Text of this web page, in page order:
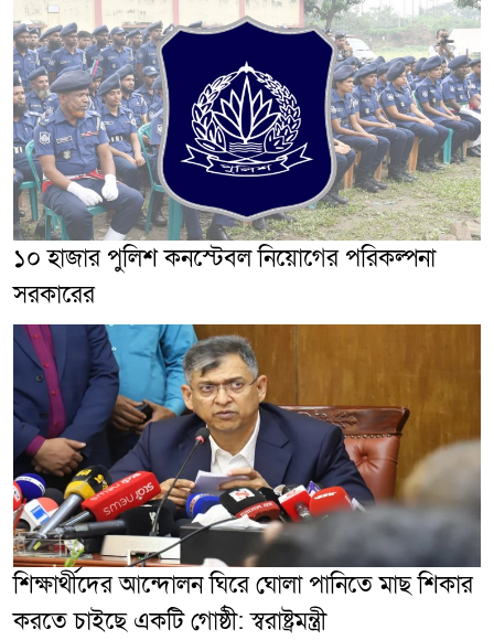
১০ হাজার পুলিশ কনস্টেবল নিয়োগের পরিকল্পনা
সরকারের
শিক্ষার্থীদের আন্দোলন ঘিরে ঘোলা পানিতে মাছ শিকার
করতে চাইছে একটি গোষ্ঠী: স্বরাষ্ট্রমন্ত্রী